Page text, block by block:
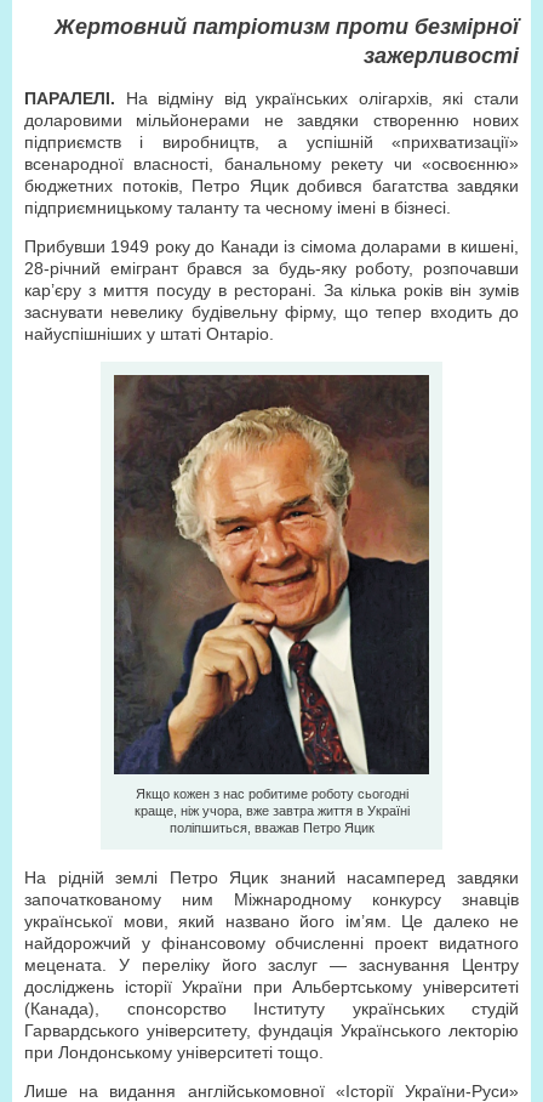
Жертовний патріотизм проти безмірної
зажерливості
ПАРАЛЕЛІ. На відміну від українських олігархів, які стали
доларовими мільйонерами не завдяки створенню нових
підприємств і виробництв, а успішній «прихватизації»
всенародної власності, банальному рекету чи «освоєнню»
бюджетних потоків, Петро Яцик добився багатства завдяки
підприємницькому таланту та чесному імені в бізнесі.
Прибувши 1949 року до Канади із сімома доларами в кишені,
28-річний емігрант брався за будь-яку роботу, розпочавши
кар’єру з миття посуду в ресторані. За кілька років він зумів
заснувати невелику будівельну фірму, що тепер входить до
найуспішніших у штаті Онтаріо.
Якщо кожен з нас робитиме роботу сьогодні
краще, ніж учора, вже завтра життя в Україні
поліпшиться, вважав Петро Яцик
На рідній землі Петро Яцик знаний насамперед завдяки
започаткованому ним Міжнародному конкурсу знавців
української мови, який названо його ім’ям. Це далеко не
найдорожчий у фінансовому обчисленні проект видатного
мецената. У переліку його заслуг — заснування Центру
досліджень історії України при Альбертському університеті
(Канада), спонсорство Інституту українських студій
Гарвардського університету, фундація Українського лекторію
при Лондонському університеті тощо.
Лише на видання англійськомовної «Історії України-Руси»